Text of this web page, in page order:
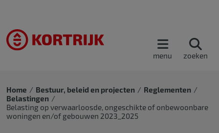
menu zoeken
Home Bestuur, beleid en projecten
Reglementen
Belastingen
Belasting op verwaarloosde, ongeschikte of onbewoonbare
woningen en/of gebouwen 2023_2025